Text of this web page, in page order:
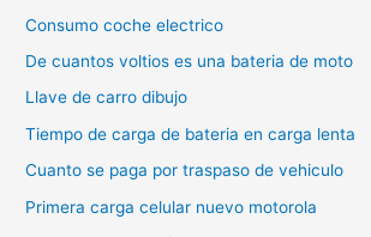
Consumo coche electrico
De cuantos voltios es una bateria de moto
Llave de carro dibujo
Tiempo de carga de bateria en carga lenta
Cuanto se paga por traspaso de vehiculo
Primera carga celular nuevo motorola